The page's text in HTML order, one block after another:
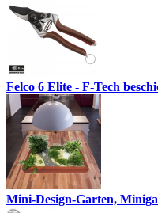
Felco 6 Elite - F-Tech
Mini-Design-Garten,